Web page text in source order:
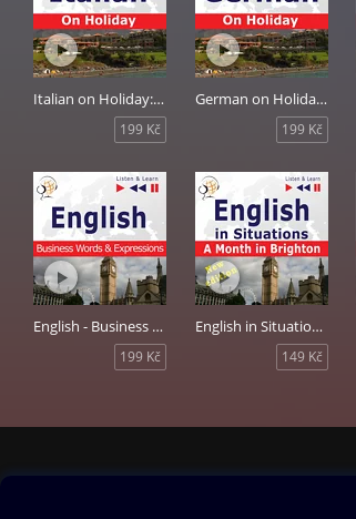
Italian on Holiday: In vacanza
199 Kč
German on Holiday: Deutsch für die Ferien
199 Kč
English - Business Words & Expressions B2, C1
199 Kč
English in Situations: A Month in Brighton New Edition B1
149 Kč